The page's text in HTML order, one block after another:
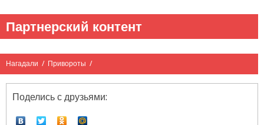
Партнерский контент
Нагадали / Привороты /
Поделись с друзьями: